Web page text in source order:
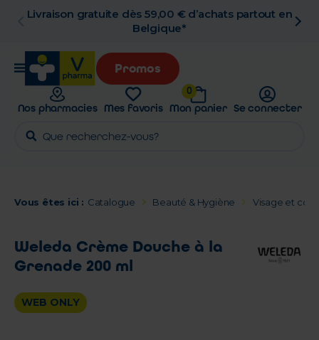
Livraison gratuite dès 59,00 € d’achats partout en
Belgique*
Promos
Nos pharmacies Mes favoris
0
Mon panier Se connecter
Vous êtes ici : Catalogue Beauté & Hygiène Visage et
Weleda Crème Douche à la
Grenade 200 ml
WEB ONLY